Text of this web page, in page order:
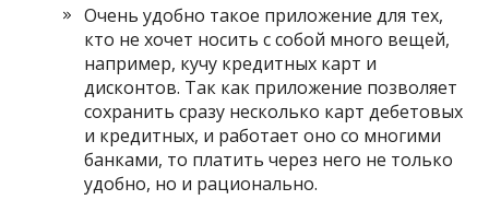
Очень удобно такое приложение для тех,
кто не хочет носить с собой много вещей,
например, кучу кредитных карт и
дисконтов. Так как приложение позволяет
сохранить сразу несколько карт дебетовых
и кредитных, и работает оно со многими
банками, то платить через него не только
удобно, но и рационально.